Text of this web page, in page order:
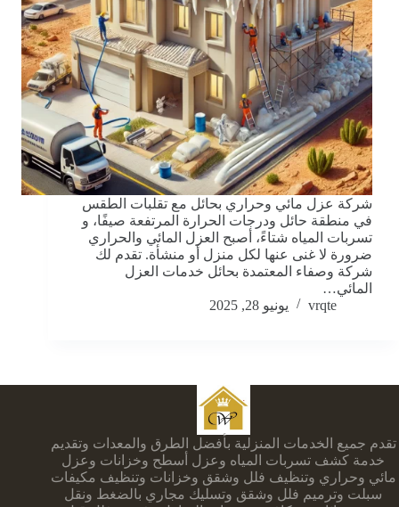
شركة عزل مائي وحراري بحائل مع تقلبات الطقس
في منطقة حائل ودرجات الحرارة المرتفعة صيفًا، و
تسربات المياه شتاءً، أصبح العزل المائي والحراري
ضرورة لا غنى عنها لكل منزل أو منشأة. تقدم لك
شركة وصفاء المعتمدة بحائل خدمات العزل
المائي…
vrqte
يونيو 28, 2025
تقدم جميع الخدمات المنزلية بأفضل الطرق والمعدات وتقديم
خدمة كشف تسربات المياه وعزل أسطح وخزانات وعزل
مائي وحراري وتنظيف فلل وشقق وخزانات وتنظيف مكيفات
سبلت وترميم فلل وشقق وتسليك مجاري بالضغط ونقل